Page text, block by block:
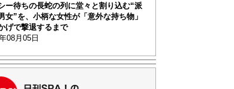
ー待ちの長蛇の列に堂々と割り込む“派
女”を、小柄な女性が「意外な持ち物」
げで撃退するまで
08月05日